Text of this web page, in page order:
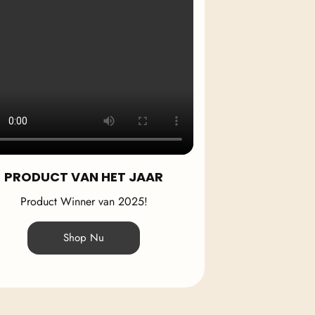
PRODUCT VAN HET JAAR
Product Winner van 2025!
Shop Nu